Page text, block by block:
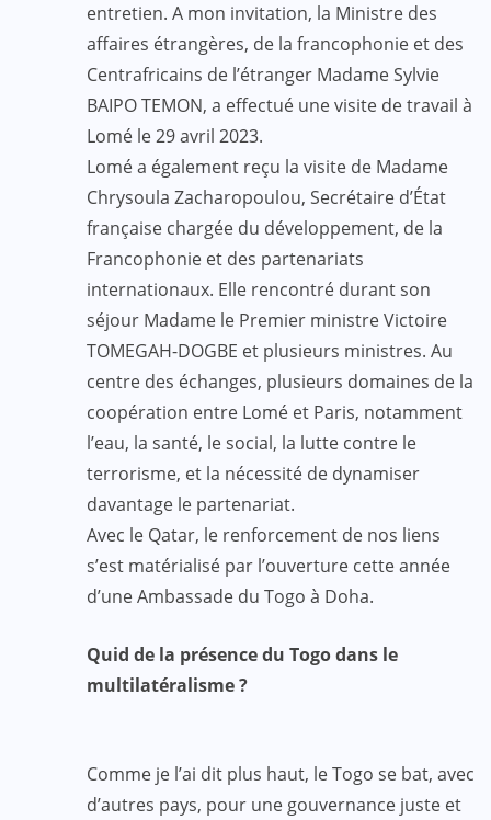
entretien. A mon invitation, la Ministre des
affaires étrangères, de la francophonie et des
Centrafricains de l’étranger Madame Sylvie
BAIPO TEMON, a effectué une visite de travail à
Lomé le 29 avril 2023.
Lomé a également reçu la visite de Madame
Chrysoula Zacharopoulou, Secrétaire d’État
française chargée du développement, de la
Francophonie et des partenariats
internationaux. Elle rencontré durant son
séjour Madame le Premier ministre Victoire
TOMEGAH-DOGBE et plusieurs ministres. Au
centre des échanges, plusieurs domaines de la
coopération entre Lomé et Paris, notamment
l’eau, la santé, le social, la lutte contre le
terrorisme, et la nécessité de dynamiser
davantage le partenariat.
Avec le Qatar, le renforcement de nos liens
s’est matérialisé par l’ouverture cette année
d’une Ambassade du Togo à Doha.
Quid de la présence du Togo dans le
multilatéralisme ?
Comme je l’ai dit plus haut, le Togo se bat, avec
d’autres pays, pour une gouvernance juste et